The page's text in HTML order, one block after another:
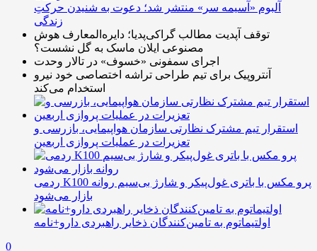
آلبوم «آسیمه سر» منتشر شد؛ دعوت به شنیدن حرکتِ
زندگی
توقف آپدیت مطالب گراکی‌پدیا؛ دایره‌المعارف هوش
مصنوعی ایلان ماسک به گل نشست؟
اجرای سمفونی «خسوف» در تالار وحدت
آنتروپیک برای تیم طراحی تراشه اختصاصی خود نیرو
استخدام می‌کند
استقرار تیم مشترک نظارتی سازمان هواپیمایی، بازرسی و
تعزیرات در عملیات پروازی اربعین
ردمی K100 پرو مکس با باتری غول‌پیکر و شارژ بی‌سیم روانه
بازار می‌شود
اولتیماتوم به تامین‌کنندگان ذخایر راهبردی دارو+نامه
0